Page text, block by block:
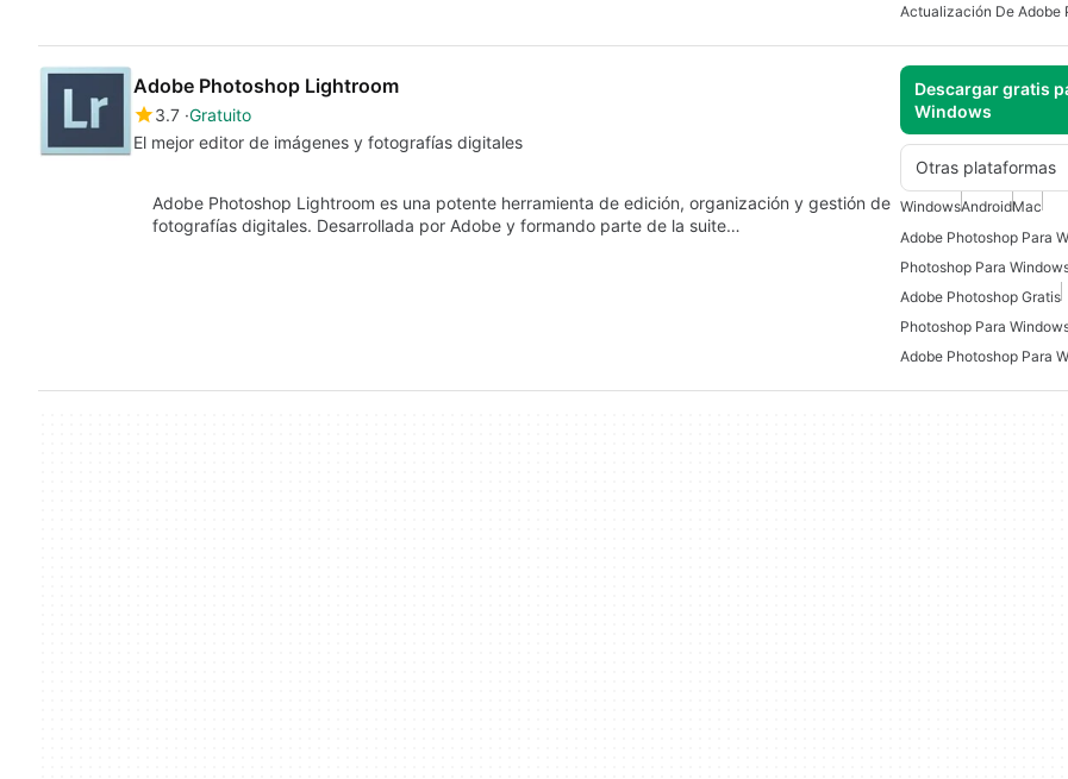
Actualización De Adobe
Adobe Photoshop Lightroom
3.7 Gratuito
El mejor editor de imágenes y fotografías digitales
Descargar gratis
Windows
Otras plataformas
Adobe Photoshop Lightroom es una potente herramienta de edición, organización y gestión de
fotografías digitales. Desarrollada por Adobe y formando parte de la suite…
WindowsAndroidMac
Adobe Photoshop Para
Photoshop Para
Adobe Photoshop Gratis
Photoshop Para
Adobe Photoshop Para